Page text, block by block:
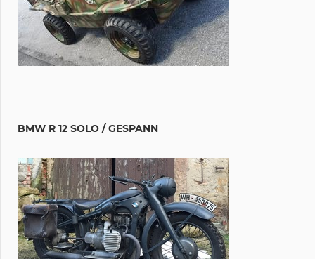
BMW R 12 SOLO / GESPANN